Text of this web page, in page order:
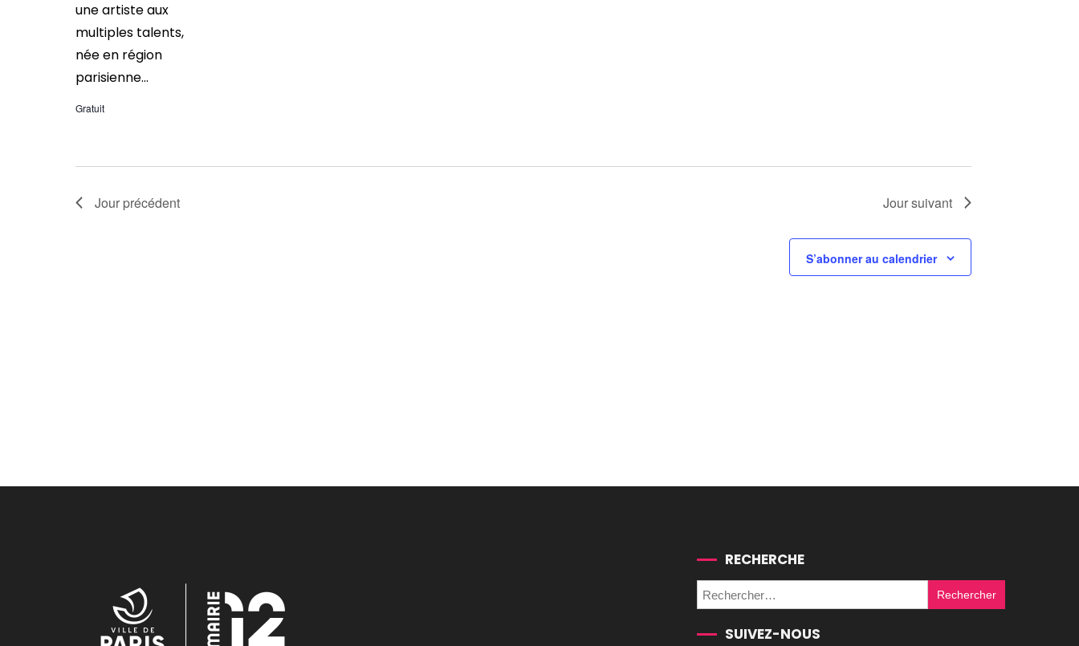
une artiste aux
multiples talents,
née en région
parisienne...
Gratuit
Jour précédent Jour suivant
S’abonner au calendrier
RECHERCHE
Rechercher :
SUIVEZ-NOUS